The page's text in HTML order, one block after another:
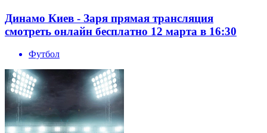
Динамо Киев - Заря прямая трансляция
смотреть онлайн бесплатно 12 марта в 16:30
Футбол